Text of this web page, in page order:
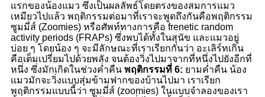
แรกของน้องแมว ซึ่งเป็นผลลัพธ์โดยตรงของสมการแมว
เหมียวไปแล้ว พฤติกรรมต่อมาที่เราจะพูดถึงกันคือพฤติกรรม
ซูมมี่ส์ (Zoomies) หรือศัพท์ทางการคือ frenetic random
activity periods (FRAPs) ซึ่งพบได้ทั้งในสุนัข และแมวอยู่
บ่อย ๆ โดยน้อง ๆ จะมีลักษณะที่เราเรียกกันว่า อะเลิร์ทเกิน
คือเต็มเปรี่ยมไปด้วยพลัง จนต้องวิ่งไปมาจากที่หนึ่งไปยังอีกที่
หนึ่ง ซึ่งมักเกิดในช่วงค่ำคืน พฤติกรรมที่ 6: ยามค่ำคืน น้อง
แมวมักจะวิ่งแบบสุ่มข้ามฟากของบ้านไปมา เราเรียก
พฤติกรรมแบบนี้ว่า ซูมมี่ส์ (zoomies) ในแบบจำลองของเรา